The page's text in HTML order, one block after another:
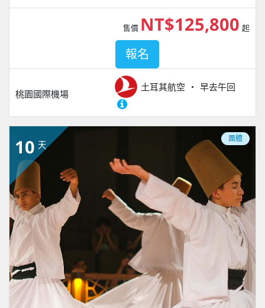
桃園國際機場
土耳其航空 早去午回
售價 NT$125,800 起
報名
10 天
團體